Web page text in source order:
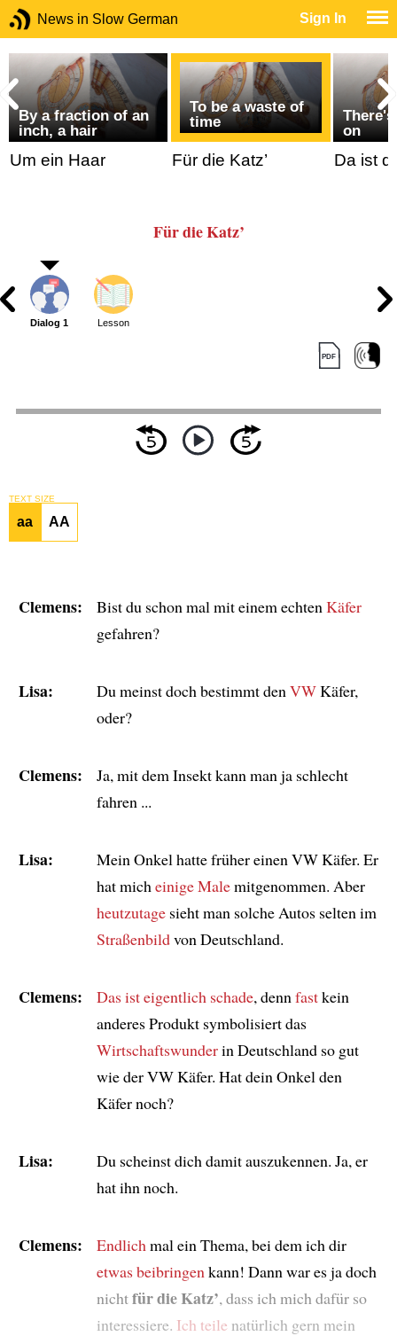
News in Slow German Sign In
By a fraction of an
inch, a hair
Um ein Haar
To be a waste of
time
Für die Katz’
on
Da ist
Für die Katz’
Dialog 1 Lesson
TEXT SIZE
aa AA
Clemens: Bist du schon mal mit einem echten Käfer
gefahren?
Lisa: Du meinst doch bestimmt den VWKäfer,
oder?
Clemens:
Ja, mit dem Insekt kann man ja schlecht
fahren ...
Lisa:
Mein Onkel hatte früher einen VW Käfer. Er
hat mich einige Malemitgenommen. Aber
heutzutagesieht man solche Autos selten im
Straßenbildvon Deutschland.
Clemens: Das ist eigentlich schade, denn fastkein
anderes Produkt symbolisiert das
Wirtschaftswunderin Deutschland so gut
wie der VW Käfer. Hat dein Onkel den
Käfer noch?
Lisa:
Du scheinst dich damit auszukennen. Ja, er
hat ihn noch.
Clemens: Endlich mal ein Thema, bei dem ich dir
etwas beibringen kann! Dann war es ja doch
nichtfür die Katz’, dass ich mich dafür so
interessiere. Ich teile natürlich gern mein